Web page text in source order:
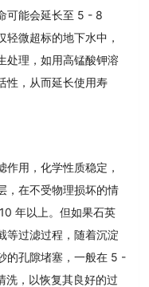
可能会延长至 5 - 8
微超标的地下水中，
处理，如用高锰酸钾溶
性，从而延长使用寿
用，化学性质稳定，
，在不受物理损坏的情
年以上。但如果石英
等过滤过程，随着沉淀
的孔隙堵塞，一般在 5 -
洗，以恢复其良好的过